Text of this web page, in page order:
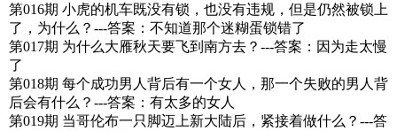
第016期 小虎的机车既没有锁，也没有违规，但是仍然被锁上
了，为什么？---答案：不知道那个迷糊蛋锁错了
第017期 为什么大雁秋天要飞到南方去？---答案：因为走太慢
了
第018期 每个成功男人背后有一个女人，那一个失败的男人背
后会有什么？---答案：有太多的女人
第019期 当哥伦布一只脚迈上新大陆后，紧接着做什么？---答